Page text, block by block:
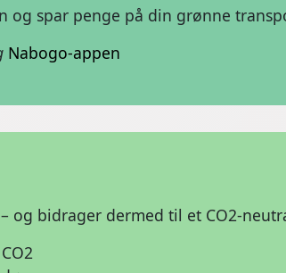
og spar penge på din grønne
Nabogo-appen
og bidrager dermed til et CO2-